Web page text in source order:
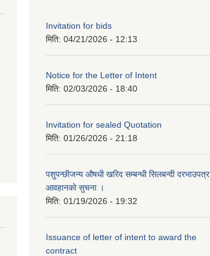
Invitation for bids
मिति: 04/21/2026 - 12:13
Notice for the Letter of Intent
मिति: 02/03/2026 - 18:40
Invitation for sealed Quotation
मिति: 01/26/2026 - 21:18
पशुपन्छीजन्य औषधी खरिद सम्बन्धी सिलबन्दी दरभाउपत्र
आवहानको सुचना ।
मिति: 01/19/2026 - 19:32
Issuance of letter of intent to award the
contract